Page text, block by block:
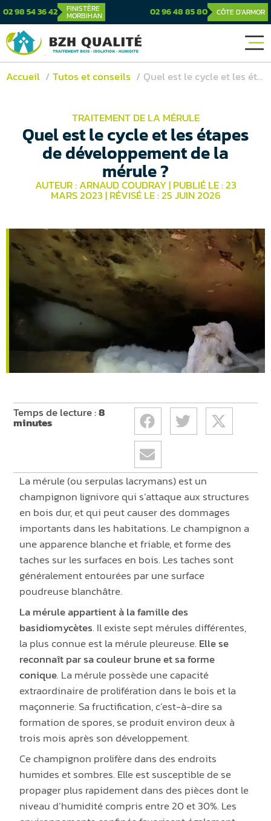
02 98 54 36 42 FINISTÈRE
MORBIHAN 02 96 48 85 80 CÔTE D'ARMOR
Accueil Tutos et conseils Quel est le cycle et les étapes de développement de la mérule ?
TRAITEMENT DE LA MÉRULE
Quel est le cycle et les étapes
de développement de la
mérule ?
AUTEUR : ARNAUD COUDRAY|PUBLIÉ LE : 23
MARS 2023|RÉVISÉ LE : 25 JUIN 2026
Temps de lecture :8
minutes
La mérule (ou serpulas lacrymans) est un
champignon lignivore qui s’attaque aux structures
en bois dur, et qui peut causer des dommages
importants dans les habitations. Le champignon a
une apparence blanche et friable, et forme des
taches sur les surfaces en bois. Les taches sont
généralement entourées par une surface
poudreuse blanchâtre.
La mérule appartient à la famille des
basidiomycètes. Il existe sept mérules différentes,
la plus connue est la mérule pleureuse. Elle se
reconnaît par sa couleur brune et sa forme
conique. La mérule possède une capacité
extraordinaire de prolifération dans le bois et la
maçonnerie. Sa fructification, c’est-à-dire sa
formation de spores, se produit environ deux à
trois mois après son développement.
Ce champignon prolifère dans des endroits
humides et sombres. Elle est susceptible de se
propager plus rapidement dans des pièces dont le
niveau d’humidité compris entre 20 et 30%. Les